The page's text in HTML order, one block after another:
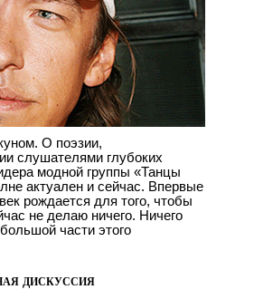
О поэзии,
слушателями глубоких
модной группы «Танцы
актуален и сейчас. Впервые
рождается для того, чтобы
не делаю ничего. Ничего
части этого
дискуссия